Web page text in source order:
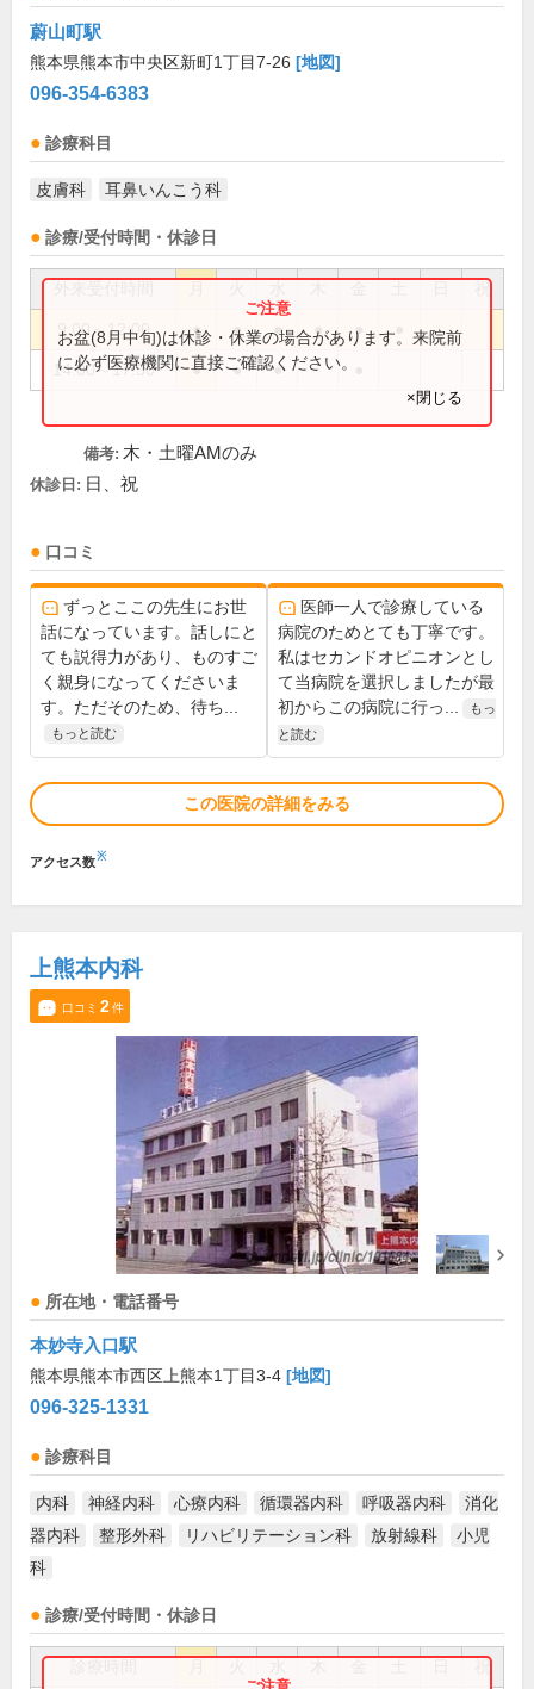
蔚山町駅
熊本県熊本市中央区新町1丁目7-26 [地図]
096-354-6383
診療科目
皮膚科 耳鼻いんこう科
診療/受付時間・休診日
祝
9:00～12:00 ● ● ● ● ●
14:00～17:30 ● ● ●
お盆(8月中旬)は休診・休業の場合があります。来院前
に必ず医療機関に直接ご確認ください。
×閉じる
備考: 木・土曜AMのみ
休診日: 日、祝
口コミ
ずっとここの先生にお世
話になっています。話しにと
ても説得力があり、ものすご
く親身になってくださいま
す。ただそのため、待ち...
もっと読む
医師一人で診療している
病院のためとても丁寧です。
私はセカンドオピニオンとし
て当病院を選択しましたが最
初からこの病院に行っ...
もっ
と読む
この医院の詳細をみる
アクセス数※
上熊本内科
口コミ 2件
所在地・電話番号
本妙寺入口駅
熊本県熊本市西区上熊本1丁目3-4 [地図]
096-325-1331
診療科目
内科 神経内科 心療内科 循環器内科 呼吸器内科
消化
器内科
整形外科 リハビリテーション科 放射線科
小児
科
診療/受付時間・休診日
祝